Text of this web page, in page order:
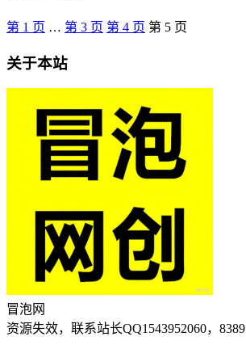
第 1 页 … 第 3 页 第 4 页 第 5 页
关于本站
冒泡网
资源失效，联系站长QQ1543952060，